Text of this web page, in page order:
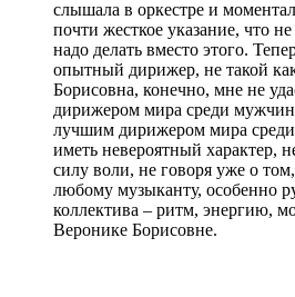
слышала в оркестре и
почти жесткое указание, что
надо делать вместо этого.
опытный дирижер, не такой
Борисовна, конечно, мне не
дирижером мира среди мужчин,
лучшим дирижером мира
иметь невероятный характер,
силу воли, не говоря уже о
любому музыканту, особенно
коллектива – ритм, энергию,
Веронике Борисовне.